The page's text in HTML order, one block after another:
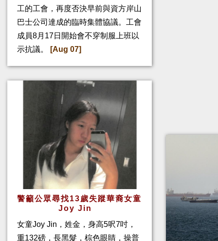
工的工會，再度否決早前與資方岸山
巴士公司達成的臨時集體協議。工會
成員8月17日開始會不穿制服上班以
示抗議。
[Aug 07]
警籲公眾尋找13歲失蹤華裔女童
Joy Jin
女童Joy Jin，姓金，身高5呎7吋，
重132磅，長黑髮，棕色眼睛，操普